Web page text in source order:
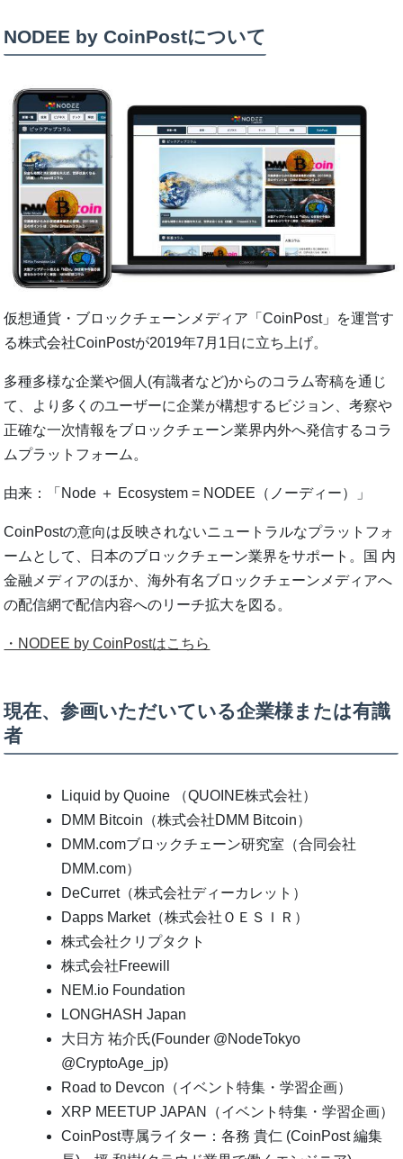
NODEE by CoinPostについて
仮想通貨・ブロックチェーンメディア「CoinPost」を運営す
る株式会社CoinPostが2019年7月1日に立ち上げ。
多種多様な企業や個⼈(有識者など)からのコラム寄稿を通じ
て、より多くのユーザーに企業が構想するビジョン、考察や
正確な⼀次情報をブロックチェーン業界内外へ発信するコラ
ムプラットフォーム。
由来：「Node ＋ Ecosystem = NODEE（ノーディー）」
CoinPostの意向は反映されないニュートラルなプラットフォ
ームとして、⽇本のブロックチェーン業界をサポート。国 内
⾦融メディアのほか、海外有名ブロックチェーンメディアへ
の配信網で配信内容へのリーチ拡⼤を図る。
・NODEE by CoinPostはこちら
現在、参画いただいている企業様または有識
者
Liquid by Quoine （QUOINE株式会社）
DMM Bitcoin（株式会社DMM Bitcoin）
DMM.comブロックチェーン研究室（合同会社
DMM.com）
DeCurret（株式会社ディーカレット）
Dapps Market（株式会社ＯＥＳＩＲ）
株式会社クリプタクト
株式会社Freewill
NEM.io Foundation
LONGHASH Japan
⼤⽇⽅ 祐介⽒(Founder @NodeTokyo
@CryptoAge_jp)
Road to Devcon（イベント特集・学習企画）
XRP MEETUP JAPAN（イベント特集・学習企画）
CoinPost専属ライター：各務 貴仁 (CoinPost 編集